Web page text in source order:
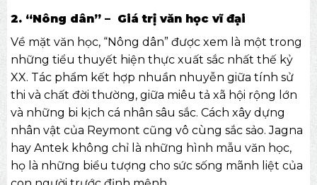
2. “Nông dân” – Giá trị văn học vĩ đại
Về mặt văn học, “Nông dân” được xem là một trong
những tiểu thuyết hiện thực xuất sắc nhất thế kỷ
XX. Tác phẩm kết hợp nhuần nhuyễn giữa tính sử
thi và chất đời thường, giữa miêu tả xã hội rộng lớn
và những bi kịch cá nhân sâu sắc. Cách xây dựng
nhân vật của Reymont cũng vô cùng sắc sảo. Jagna
hay Antek không chỉ là những hình mẫu văn học,
họ là những biểu tượng cho sức sống mãnh liệt của